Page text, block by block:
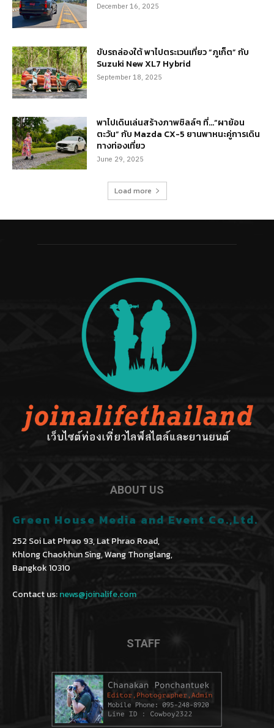
December 16, 2025
ขับรถล่องใต้ พาไปตระเวนเที่ยว “ภูเก็ต” กับ
Suzuki New XL7 Hybrid
September 18, 2025
พาไปเดินเล่นสร้างภาพชิลล์ๆ ที่…“ผาย้อน
ตะวัน” กับ Mazda CX-5 ยานพาหนะคู่การเดิน
ทางท่องเที่ยว
June 29, 2025
Load more
ABOUT US
Green House Media and Event Co.,Ltd.
252 Soi Lat Phrao 93, Lat Phrao Road,
Khlong Chaokhun Sing, Wang Thonglang,
Bangkok 10310
Contact us:news@joinalife.com
STAFF